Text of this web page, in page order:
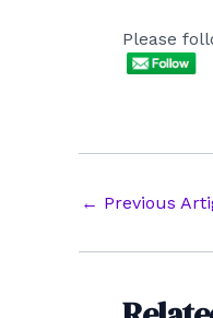
Please
Post
← Previous